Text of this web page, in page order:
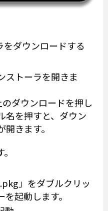
ストーラを開きま
ダウンロードを押し
名を押すと、ダウン
きます。
」をダブルクリッ
起動します。